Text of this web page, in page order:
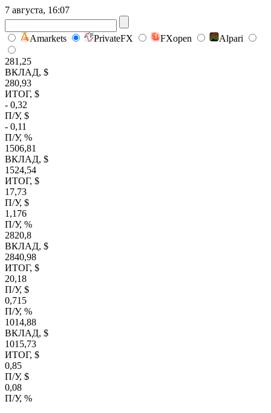
7 августа, 16:07
Amarkets PrivateFX FXopen Alpari
281,25
ВКЛАД, $
280,93
ИТОГ, $
- 0,32
П/У, $
- 0,11
П/У, %
1506,81
ВКЛАД, $
1524,54
ИТОГ, $
17,73
П/У, $
1,176
П/У, %
2820,8
ВКЛАД, $
2840,98
ИТОГ, $
20,18
П/У, $
0,715
П/У, %
1014,88
ВКЛАД, $
1015,73
ИТОГ, $
0,85
П/У, $
0,08
П/У, %